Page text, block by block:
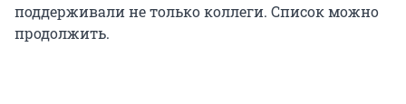
поддерживали не только коллеги. Список можно
продолжить.